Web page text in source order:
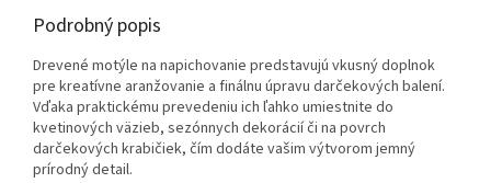
Podrobný popis
Drevené motýle na napichovanie predstavujú vkusný doplnok
pre kreatívne aranžovanie a finálnu úpravu darčekových balení.
Vďaka praktickému prevedeniu ich ľahko umiestnite do
kvetinových väzieb, sezónnych dekorácií či na povrch
darčekových krabičiek, čím dodáte vašim výtvorom jemný
prírodný detail.